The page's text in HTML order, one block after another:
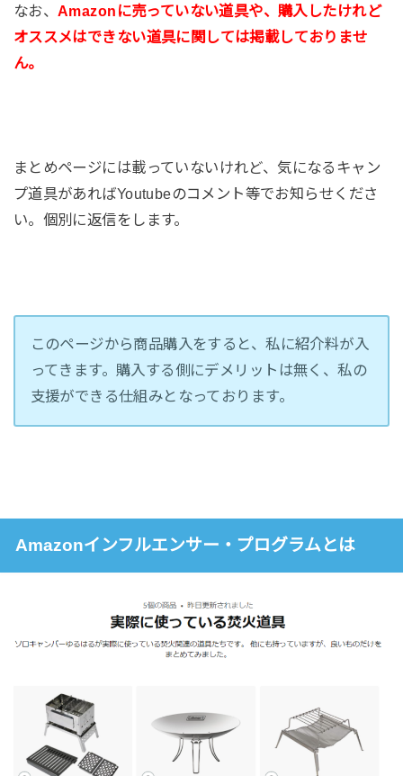
なお、Amazonに売っていない道具や、購入したけれど
オススメはできない道具に関しては掲載しておりませ
ん。
まとめページには載っていないけれど、気になるキャン
プ道具があればYoutubeのコメント等でお知らせくださ
い。個別に返信をします。
このページから商品購入をすると、私に紹介料が入
ってきます。購入する側にデメリットは無く、私の
支援ができる仕組みとなっております。
Amazonインフルエンサー・プログラムとは